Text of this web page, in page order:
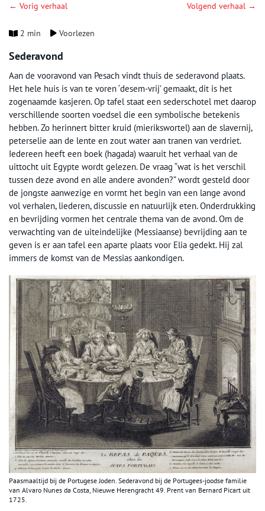
← Vorig verhaal Volgend verhaal →
2 min Voorlezen
Sederavond
Aan de vooravond van Pesach vindt thuis de sederavond plaats.
Het hele huis is van te voren ‘desem-vrij’ gemaakt, dit is het
zogenaamde kasjeren. Op tafel staat een sederschotel met daarop
verschillende soorten voedsel die een symbolische betekenis
hebben. Zo herinnert bitter kruid (mierikswortel) aan de slavernij,
peterselie aan de lente en zout water aan tranen van verdriet.
Iedereen heeft een boek (hagada) waaruit het verhaal van de
uittocht uit Egypte wordt gelezen. De vraag “wat is het verschil
tussen deze avond en alle andere avonden?” wordt gesteld door
de jongste aanwezige en vormt het begin van een lange avond
vol verhalen, liederen, discussie en natuurlijk eten. Onderdrukking
en bevrijding vormen het centrale thema van de avond. Om de
verwachting van de uiteindelijke (Messiaanse) bevrijding aan te
geven is er aan tafel een aparte plaats voor Elia gedekt. Hij zal
immers de komst van de Messias aankondigen.
Paasmaaltijd bij de Portugese Joden. Sederavond bij de Portugees-joodse familie
van Alvaro Nunes da Costa, Nieuwe Herengracht 49. Prent van Bernard Picart uit
1725.